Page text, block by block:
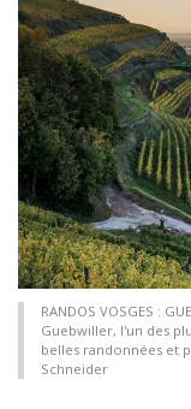
RANDOS VOSGES :
Guebwiller, l'un des
belles randonnées et
Schneider